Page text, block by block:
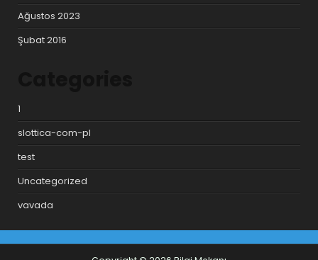
Ağustos 2023
Şubat 2016
1
slottica-com-pl
test
Uncategorized
vavada